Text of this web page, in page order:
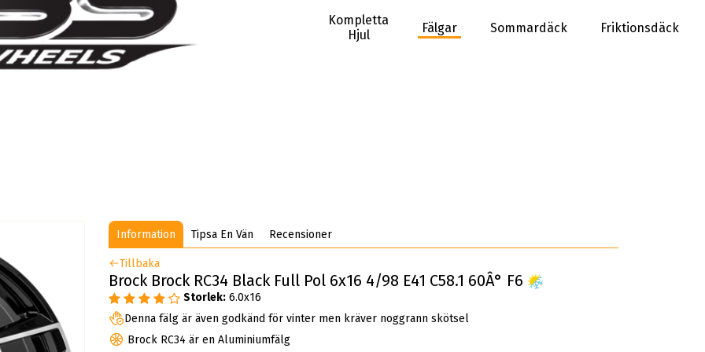
Kompletta
Hjul
Fälgar Sommardäck Friktionsdäck
Information Tipsa En Vän Recensioner
Tillbaka
Brock Brock RC34 Black Full Pol 6x16 4/98 E41 C58.1 60Â° F6
Storlek: 6.0x16
Denna fälg är även godkänd för vinter men kräver noggrann skötsel
Brock RC34 är en Aluminiumfälg